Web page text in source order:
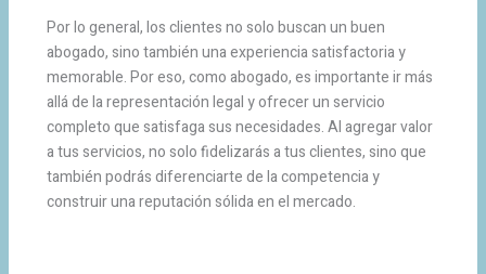
Por lo general, los clientes no solo buscan un buen
abogado, sino también una experiencia satisfactoria y
memorable. Por eso, como abogado, es importante ir más
allá de la representación legal y ofrecer un servicio
completo que satisfaga sus necesidades. Al agregar valor
a tus servicios, no solo fidelizarás a tus clientes, sino que
también podrás diferenciarte de la competencia y
construir una reputación sólida en el mercado.